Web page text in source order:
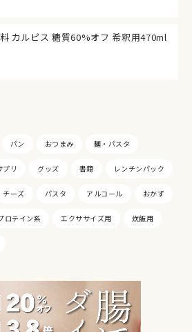
カルピス 糖質60%オフ 希釈用470ml
パン おつまみ 麺・パスタ
プリ グッズ 書籍 レンチンパック
チーズ パスタ アルコール おかず
ロテイン系 エクササイズ用 炊飯用